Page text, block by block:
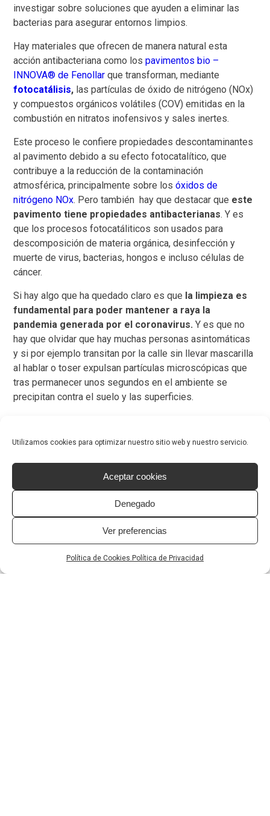
Utilizamos cookies para optimizar nuestro sitio web y nuestro servicio.
Aceptar cookies
Denegado
Ver preferencias
Política de Cookies. Política de Privacidad
investigar sobre soluciones que ayuden a eliminar las
bacterias para asegurar entornos limpios.
Hay materiales que ofrecen de manera natural esta
acción antibacteriana como lospavimentos bio –
INNOVA® de Fenollar que transforman, mediante
fotocatálisis, las partículas de óxido de nitrógeno (NOx)
y compuestos orgánicos volátiles (COV) emitidas en la
combustión en nitratos inofensivos y sales inertes.
Este proceso le confiere propiedades descontaminantes
al pavimento debido a su efecto fotocatalítico, que
contribuye a la reducción de la contaminación
atmosférica, principalmente sobre losóxidos de
nitrógeno NOx. Pero también hay que destacar que este
pavimento tiene propiedades antibacterianas. Y es
que los procesos fotocatáliticos son usados para
descomposición de materia orgánica, desinfección y
muerte de virus, bacterias, hongos e incluso células de
cáncer.
Si hay algo que ha quedado claro es que la limpieza es
fundamental para poder mantener a raya la
pandemia generada por el coronavirus. Y es que no
hay que olvidar que hay muchas personas asintomáticas
y si por ejemplo transitan por la calle sin llevar mascarilla
al hablar o toser expulsan partículas microscópicas que
tras permanecer unos segundos en el ambiente se
precipitan contra el suelo y las superficies.
suciedad, bacterias ayudan a ahorrar costes de
mantenimiento y limpieza.
Volver a noticias